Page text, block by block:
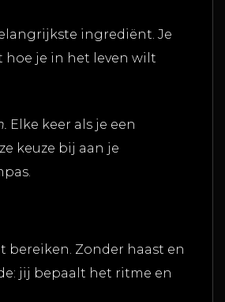
ingrediënt. Je
je in het leven wilt
Elke keer als je een
keuze bij aan je
bereiken. Zonder haast en
jij bepaalt het ritme en